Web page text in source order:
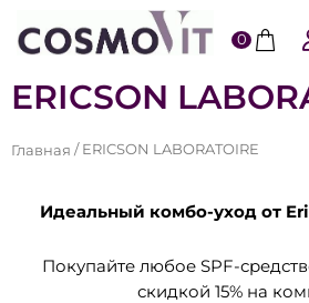
0
ERICSON
Главная / ERICSON LABORATOIRE
Идеальный комбо-уход от
Покупайте любое SPF-
скидкой 15% на